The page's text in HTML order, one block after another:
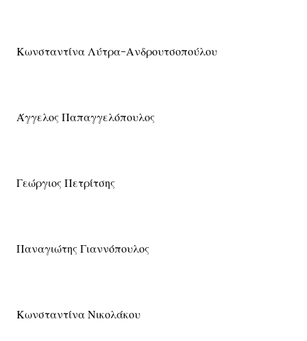
Κωνσταντίνα Λύτρα-Ανδρουτσοπούλου
Άγγελος Παπαγγελόπουλος
Γεώργιος Πετρίτσης
Παναγιώτης Γιαννόπουλος
Κωνσταντίνα Νικολάκου